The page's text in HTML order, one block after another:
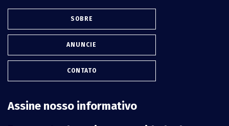
SOBRE
ANUNCIE
CONTATO
Assine nosso informativo